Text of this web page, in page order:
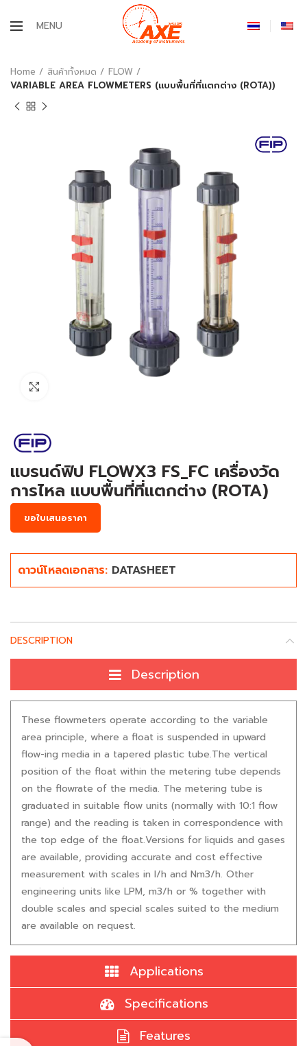
MENU
Home สินค้าทั้งหมด
FLOW
VARIABLE AREA FLOWMETERS (แบบพื้นที่ที่แตกต่าง (ROTA))
แบรนด์ฟิป FLOWX3 FS_FC เครื่องวัด
การไหล แบบพื้นที่ที่แตกต่าง (ROTA)
ขอใบเสนอราคา
ดาวน์โหลดเอกสาร: DATASHEET
DESCRIPTION
Description
These flowmeters operate according to the variable
area principle, where a float is suspended in upward
flow-ing media in a tapered plastic tube.The vertical
position of the float within the metering tube depends
on the flowrate of the media. The metering tube is
graduated in suitable flow units (normally with 10:1 flow
range) and the reading is taken in correspondence with
the top edge of the float.Versions for liquids and gases
are available, providing accurate and cost effective
measurement with scales in l/h and Nm3/h. Other
engineering units like LPM, m3/h or % together with
double scales and special scales suited to the medium
are available on request.
Applications
Specifications
Features